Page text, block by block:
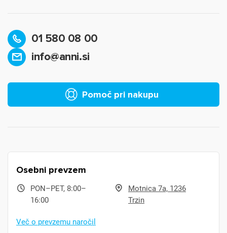
01 580 08 00
info@anni.si
Pomoč pri nakupu
Osebni prevzem
PON–PET, 8:00–
16:00
Motnica 7a, 1236
Trzin
Več o prevzemu naročil